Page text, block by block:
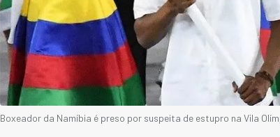
Boxeador da Namíbia é preso por suspeita de estupro na Vila